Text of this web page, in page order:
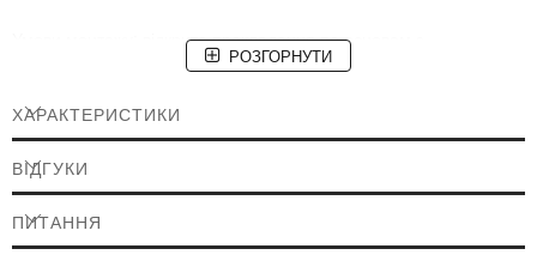
Умови монтажу: відкрите прокладання по основам з
вогнетривких та важкогорючих матеріалів як всередині
приміщень, так і на відкритому повітрі; монолітна бетонна
будова.
Відмінні особливості:
Не поширює горіння
РОЗГОРНУТИ
ХАРАКТЕРИСТИКИ
ВІДГУКИ
ПИТАННЯ